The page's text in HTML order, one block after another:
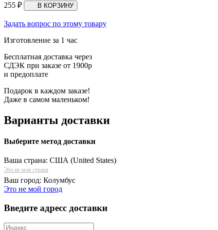
255 ₽
Задать вопрос по этому товару
Изготовление за 1 час
Бесплатная доставка через
СДЭК при заказе от 1900р
и предоплате
Подарок в каждом заказе!
Даже в самом маленьком!
Варианты доставки
Выберите метод доставки
Ваша страна: США (United States)
Это не моя страна
Ваш город: Колумбус
Это не мой город
Введите адресс доставки